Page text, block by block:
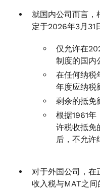
就国内公司而言，
定于2026年3月31
仅允许在
制度的国内
在任何纳税
年度应纳税
剩余的抵免
根据1961年
许税收抵免
后，不允许
对于外国公司，在
收入税与MAT之间